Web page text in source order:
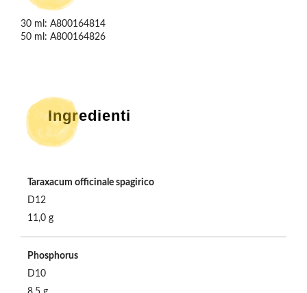
30 ml: A800164814
50 ml: A800164826
Ingredienti
Taraxacum officinale spagirico
D12
11,0 g
Phosphorus
D10